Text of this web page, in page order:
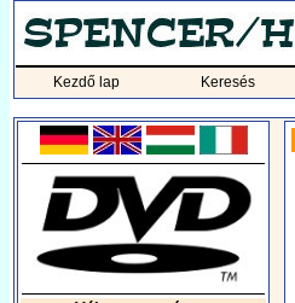
Kezdő lap Keresés